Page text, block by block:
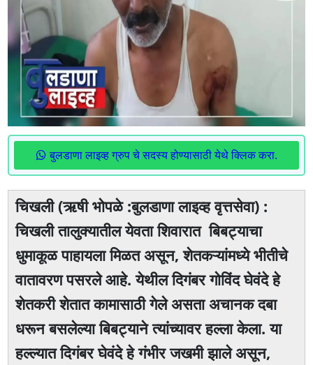
बुलडाणा लाइव्ह ग्रुप चे सदस्य होण्यासाठी येथे क्लिक करा.
चिखली (ऋषी भोपळे :बुलडाणा लाइव्ह वृत्तसेवा) :
चिखली तालुक्यातील येवता शिवारात बिबट्याचा
धुमाकूळ पाहायला मिळत असून, शेतकऱ्यांमध्ये भीतीचे
वातावरण पसरले आहे. येथील दिगंबर गोविंद घेवंदे हे
शेतकरी शेतात कामासाठी गेले असता अचानक दबा
धरून बसलेल्या बिबट्याने त्यांच्यावर हल्ला केला. या
हल्ल्यात दिगंबर घेवंदे हे गंभीर जखमी झाले असून,